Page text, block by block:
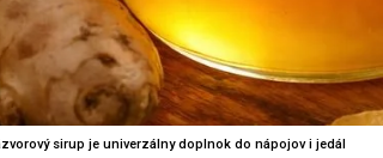
sirup je univerzálny doplnok do nápojov i jedál